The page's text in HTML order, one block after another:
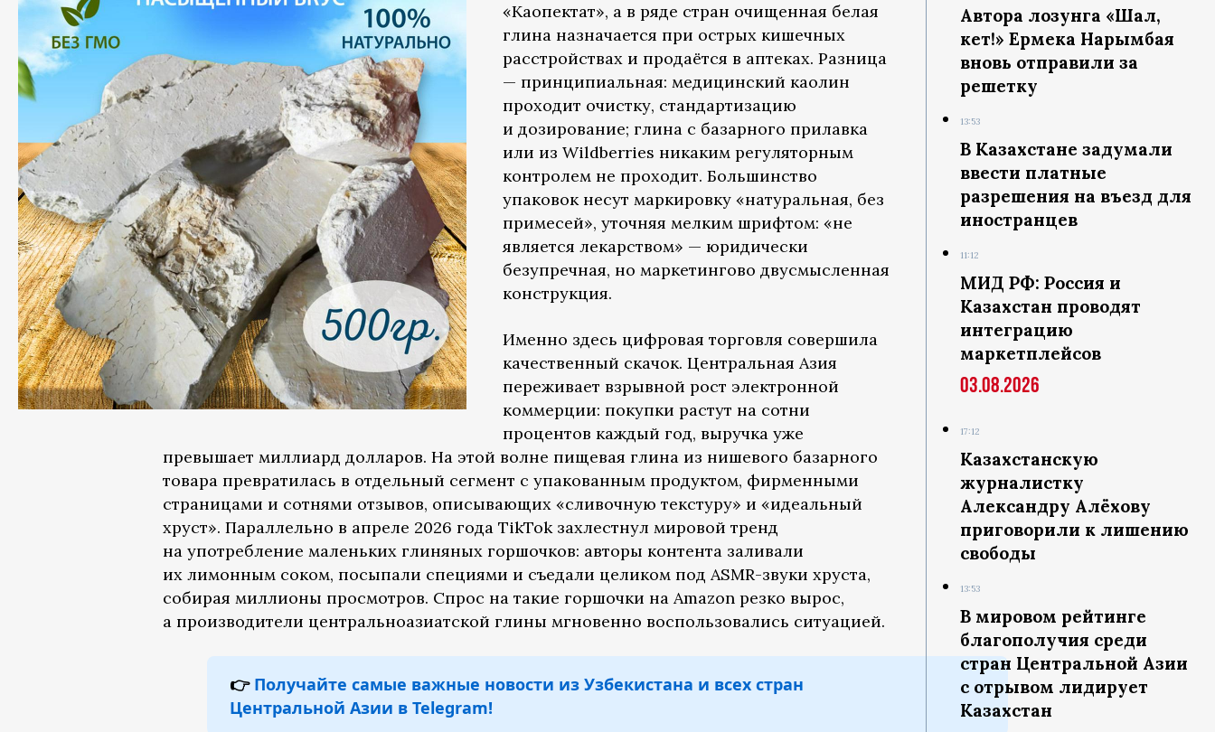
Автора лозунга «Шал,
кет!» Ермека Нарымбая
вновь отправили за
решетку
13:53
В Казахстане задумали
ввести платные
разрешения на въезд для
иностранцев
11:12
МИД РФ: Россия и
Казахстан проводят
интеграцию
маркетплейсов
03.08.2026
17:12
Казахстанскую
журналистку
Александру Алёхову
приговорили к лишению
свободы
13:53
В мировом рейтинге
благополучия среди
стран Центральной Азии
с отрывом лидирует
Казахстан
«Каопектат», а в ряде стран очищенная белая
глина назначается при острых кишечных
расстройствах и продаётся в аптеках. Разница
— принципиальная: медицинский каолин
проходит очистку, стандартизацию
и дозирование; глина с базарного прилавка
или из Wildberries никаким регуляторным
контролем не проходит. Большинство
упаковок несут маркировку «натуральная, без
примесей», уточняя мелким шрифтом: «не
является лекарством» — юридически
безупречная, но маркетингово двусмысленная
конструкция.
Именно здесь цифровая торговля совершила
качественный скачок. Центральная Азия
переживает взрывной рост электронной
коммерции: покупки растут на сотни
процентов каждый год, выручка уже
превышает миллиард долларов. На этой волне пищевая глина из нишевого базарного
товара превратилась в отдельный сегмент с упакованным продуктом, фирменными
страницами и сотнями отзывов, описывающих «сливочную текстуру» и «идеальный
хруст». Параллельно в апреле 2026 года TikTok захлестнул мировой тренд
на употребление маленьких глиняных горшочков: авторы контента заливали
их лимонным соком, посыпали специями и съедали целиком под ASMR-звуки хруста,
собирая миллионы просмотров. Спрос на такие горшочки на Amazon резко вырос,
а производители центральноазиатской глины мгновенно воспользовались ситуацией.
👉 Получайте самые важные новости из Узбекистана и всех стран
Центральной Азии в Telegram!